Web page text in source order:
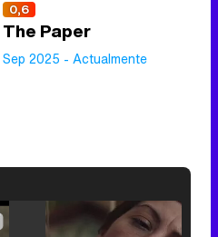
0,6
The Paper
Sep 2025 - Actualmente